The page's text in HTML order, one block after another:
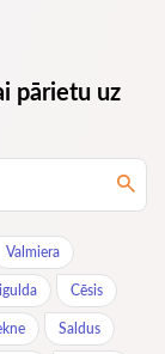
pārietu uz
Valmiera
Cēsis
Saldus